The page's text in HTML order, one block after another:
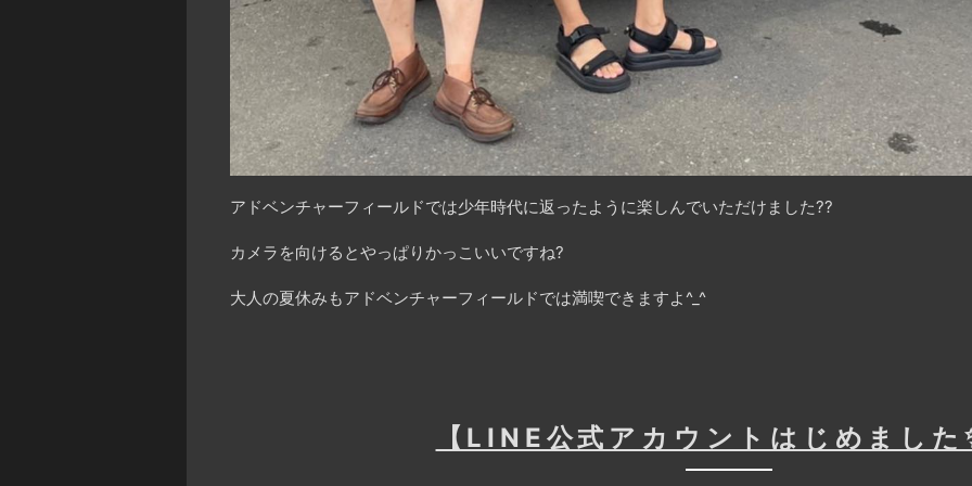
アドベンチャーフィールドでは少年時代に返ったように楽しんでいただけました??
カメラを向けるとやっぱりかっこいいですね?
大人の夏休みもアドベンチャーフィールドでは満喫できますよ^_^
【LINE公式アカウントはじめました